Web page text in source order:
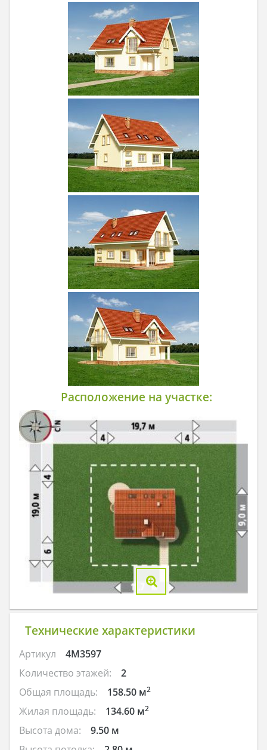
Расположение на участке:
Технические характеристики
Артикул
4M3597
Количество этажей:
2
Общая площадь:
158.50 м2
Жилая площадь: 134.60 м2
Высота дома:
9.50 м